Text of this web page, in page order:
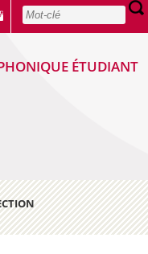
ÉTUDIANT